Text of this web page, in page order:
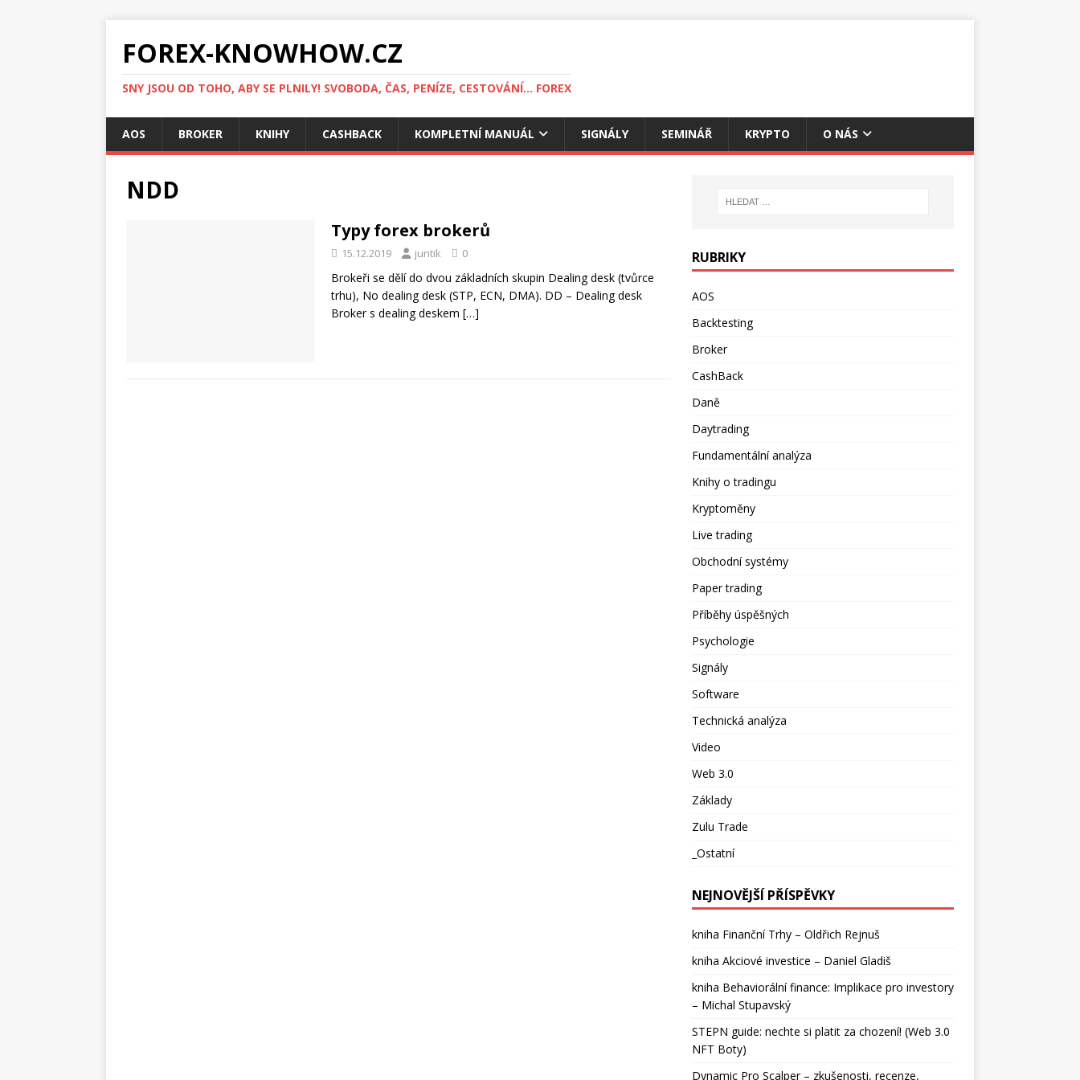
FOREX-KNOWHOW.CZ
SNY JSOU OD TOHO, ABY SE PLNILY! SVOBODA, ČAS, PENÍZE, CESTOVÁNÍ... FOREX
AOS BROKER KNIHY CASHBACK KOMPLETNÍ MANUÁL SIGNÁLY SEMINÁŘ KRYPTO O NÁS
NDD
Typy forex brokerů
15.12.2019 juntik 0
Brokeři se dělí do dvou základních skupin Dealing desk (tvůrce
trhu), No dealing desk (STP, ECN, DMA). DD – Dealing desk
Broker s dealing deskem […]
RUBRIKY
AOS
Backtesting
Broker
CashBack
Daně
Daytrading
Fundamentální analýza
Knihy o tradingu
Kryptoměny
Live trading
Obchodní systémy
Paper trading
Příběhy úspěšných
Psychologie
Signály
Software
Technická analýza
Video
Web 3.0
Základy
Zulu Trade
_Ostatní
NEJNOVĚJŠÍ PŘÍSPĚVKY
kniha Finanční Trhy – Oldřich Rejnuš
kniha Akciové investice – Daniel Gladiš
kniha Behaviorální finance: Implikace pro investory
– Michal Stupavský
STEPN guide: nechte si platit za chození! (Web 3.0
NFT Boty)
Dynamic Pro Scalper – zkušenosti, recenze,